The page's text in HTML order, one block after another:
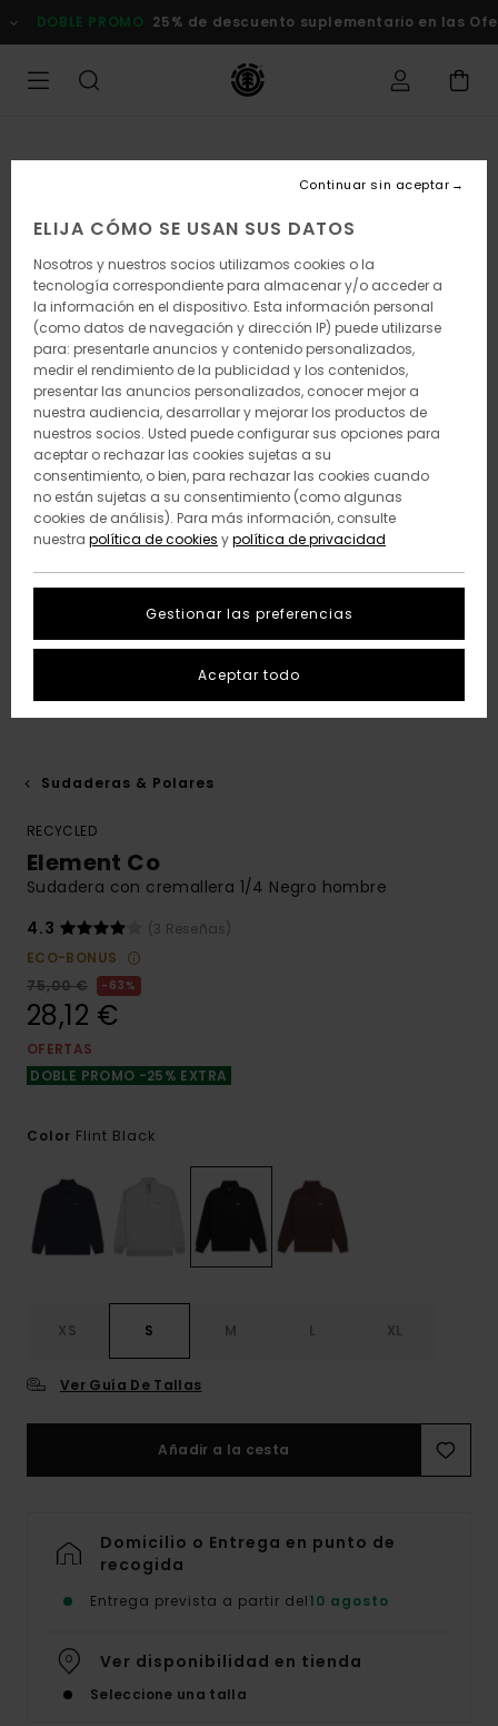
la
DOBLE PROMO 25% de descuento suplementario en las Ofertas
Sudaderas & Polares
RECYCLED
Element Co
Sudadera con cremallera 1/4 Negro hombre
4.3
(3 Reseñas)
ECO-BONUS
75,00 €
63%
28,12 €
OFERTAS
DOBLE PROMO -25% EXTRA
Color Flint Black
XS S M L XL
Ver Guía De Tallas
Añadir a la cesta
Domicilio o Entrega en punto de
recogida
Entrega prevista a partir del10 agosto
Ver disponibilidad en tienda
Seleccione una talla
ELIJA CÓMO SE USAN SUS DATOS
Nosotros y nuestros socios utilizamos cookies o la
tecnología correspondiente para almacenar y/o acceder a
la información en el dispositivo. Esta información personal
(como datos de navegación y dirección IP) puede utilizarse
para: presentarle anuncios y contenido personalizados,
medir el rendimiento de la publicidad y los contenidos,
presentar las anuncios personalizados, conocer mejor a
nuestra audiencia, desarrollar y mejorar los productos de
nuestros socios. Usted puede configurar sus opciones para
aceptar o rechazar las cookies sujetas a su
consentimiento, o bien, para rechazar las cookies cuando
no están sujetas a su consentimiento (como algunas
cookies de análisis). Para más información, consulte
nuestra política de cookies ypolítica de privacidad
Gestionar las preferencias
Continuar sin aceptar
Aceptar todo